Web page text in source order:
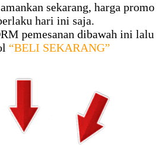
sekarang, harga promo
hari ini saja.
pemesanan dibawah ini lalu
“BELI SEKARANG”